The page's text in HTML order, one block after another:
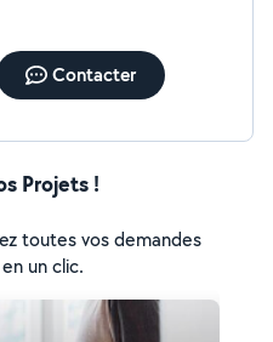
Contacter
Projets !
toutes vos demandes
un clic.